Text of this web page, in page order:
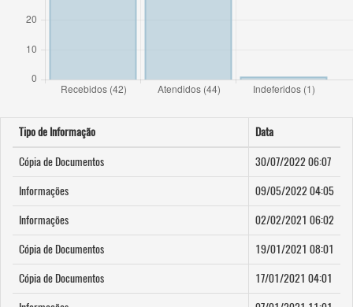
Tipo de Informação
Data
Cópia de Documentos
30/07/2022 06:07
Informações
09/05/2022 04:05
Informações
02/02/2021 06:02
Cópia de Documentos
19/01/2021 08:01
Cópia de Documentos
17/01/2021 04:01